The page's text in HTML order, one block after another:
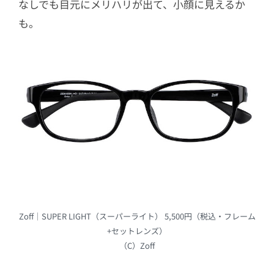
なしでも目元にメリハリが出て、小顔に見えるか
も。
Zoff｜SUPER LIGHT（スーパーライト） 5,500円（税込・フレーム
+セットレンズ）
（C）Zoff